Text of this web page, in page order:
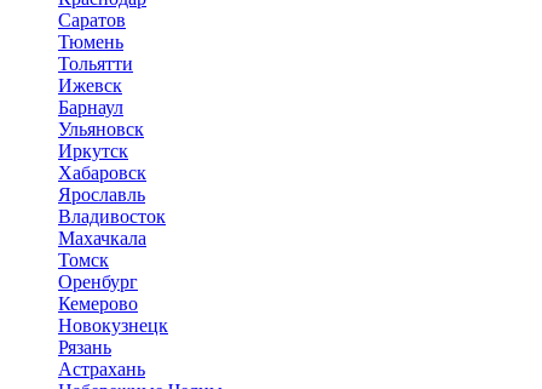
Саратов
Тюмень
Тольятти
Ижевск
Барнаул
Ульяновск
Иркутск
Хабаровск
Ярославль
Владивосток
Махачкала
Томск
Оренбург
Кемерово
Новокузнецк
Рязань
Астрахань